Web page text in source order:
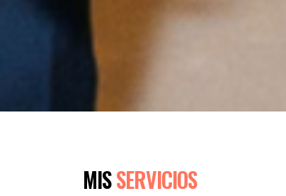
MISSERVICIOS